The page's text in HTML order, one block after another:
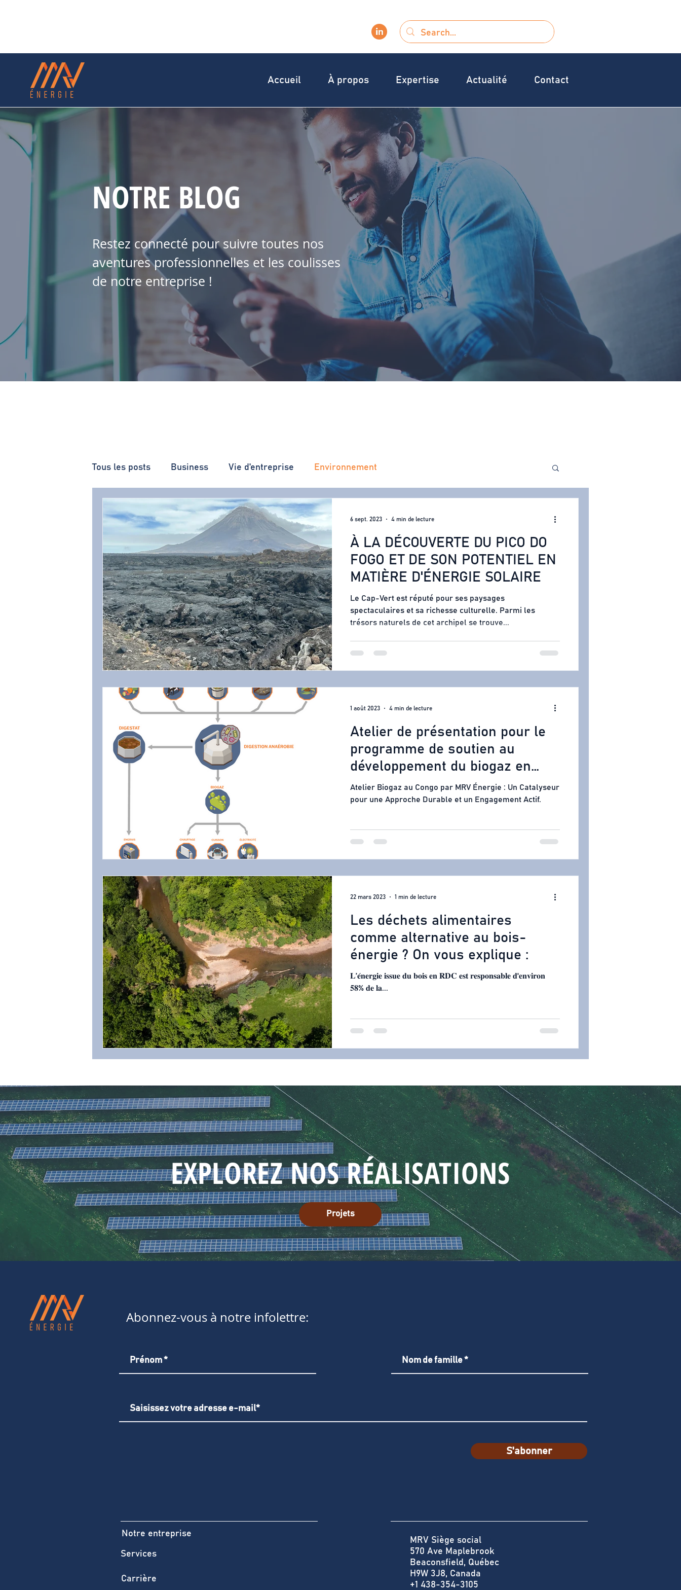
Accueil À propos Expertise Actualité Contact
NOTRE BLOG
Restez connecté pour suivre toutes nos
aventures professionnelles et les coulisses
de notre entreprise !
Tous les posts Business Vie d'entreprise Environnement
À LA DÉCOUVERTE DU PICO DO
FOGO ET DE SON POTENTIEL EN
MATIÈRE D'ÉNERGIE SOLAIRE
Le Cap-Vert est réputé pour ses paysages
spectaculaires et sa richesse culturelle. Parmi les
trésors naturels de cet archipel se trouve...
6 sept. 2023 4 min de lecture
Atelier de présentation pour le
programme de soutien au
développement du biogaz en
RDC
Atelier Biogaz au Congo par MRV Énergie : Un Catalyseur
pour une Approche Durable et un Engagement Actif.
1 août 2023 4 min de lecture
Les déchets alimentaires
comme alternative au bois-
énergie ? On vous explique :
𝐋’𝐞́𝐧𝐞𝐫𝐠𝐢𝐞 𝐢𝐬𝐬𝐮𝐞 𝐝𝐮 𝐛𝐨𝐢𝐬 𝐞𝐧 𝐑𝐃𝐂 𝐞𝐬𝐭 𝐫𝐞𝐬𝐩𝐨𝐧𝐬𝐚𝐛𝐥𝐞 𝐝'𝐞𝐧𝐯𝐢𝐫𝐨𝐧
𝟓𝟖% 𝐝𝐞 𝐥𝐚...
22 mars 2023 1 min de lecture
EXPLOREZ NOS RÉALISATIONS
Projets
Abonnez-vous à notre infolettre:
S'abonner
Notre entreprise
Carrière
MRV Siège social
570 Ave Maplebrook
Beaconsfield, Québec
H9W 3J8, Canada
+1 438-354-3105
Services